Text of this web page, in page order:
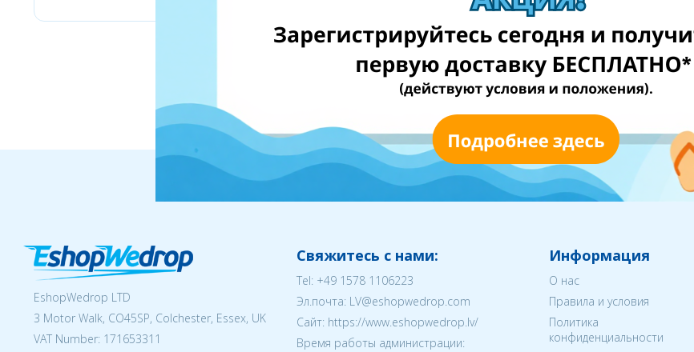
EshopWedrop LTD
3 Motor Walk, CO45SP, Colchester, Essex, UK
VAT Number: 171653311
Свяжитесь с нами:
Tel: +49 1578 1106223
Эл.почта: LV@eshopwedrop.com
Cайт: https://www.eshopwedrop.lv/
Время работы администрации:
Информация
О нас
Правила и условия
Политика
конфиденциальности